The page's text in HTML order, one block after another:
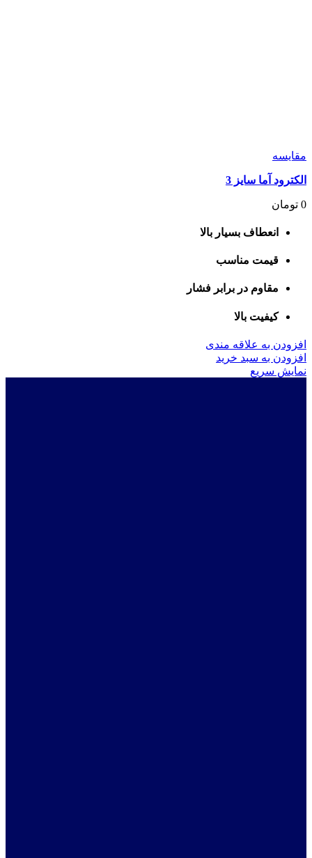
مقايسه
الکترود آما سایز 3
0 تومان
انعطاف بسیار بالا
قیمت مناسب
مقاوم در برابر فشار
کیفیت بالا
افزودن به علاقه مندی
افزودن به سبد خرید
نمایش سریع